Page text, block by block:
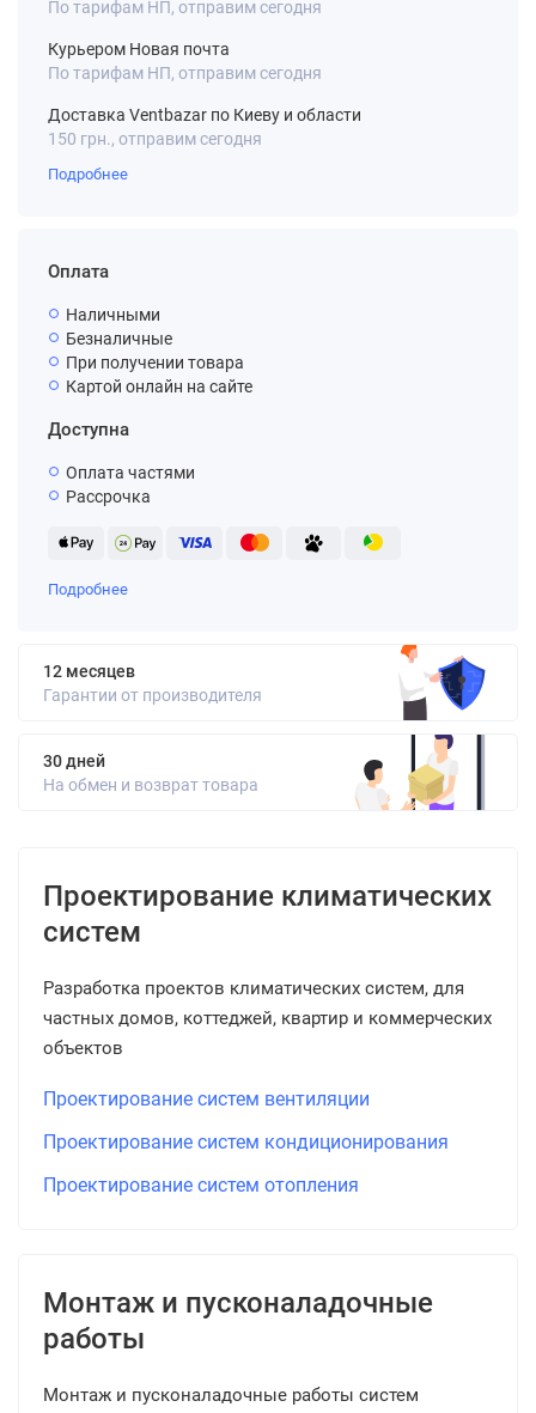
По тарифам НП, отправим сегодня
Курьером Новая почта
По тарифам НП, отправим сегодня
Доставка Ventbazar по Киеву и области
150 грн., отправим сегодня
Подробнее
Оплата
Наличными
Безналичные
При получении товара
Картой онлайн на сайте
Доступна
Оплата частями
Рассрочка
Подробнее
12 месяцев
Гарантии от производителя
30 дней
На обмен и возврат товара
Проектирование климатических
систем
Разработка проектов климатических систем, для
частных домов, коттеджей, квартир и коммерческих
объектов
Проектирование систем вентиляции
Проектирование систем кондиционирования
Проектирование систем отопления
Монтаж и пусконаладочные
работы
Монтаж и пусконаладочные работы систем